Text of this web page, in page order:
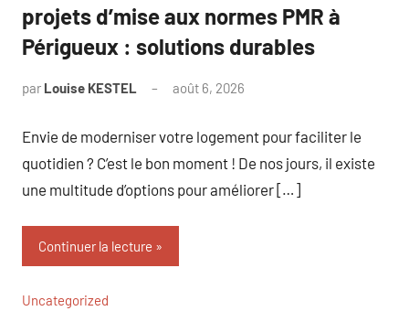
projets d’mise aux normes PMR à
Périgueux : solutions durables
par Louise KESTEL août 6, 2026
Envie de moderniser votre logement pour faciliter le
quotidien ? C’est le bon moment ! De nos jours, il existe
une multitude d’options pour améliorer […]
Continuer la lecture
Uncategorized